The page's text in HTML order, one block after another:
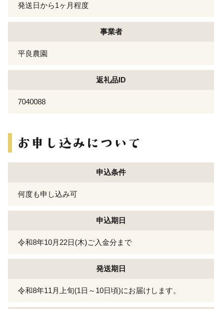
発送日から1ヶ月程度
事業者
平良農園
返礼品ID
7040088
申込条件
何度も申し込み可
申込期日
令和8年10月22日(木)ご入金分まで
発送期日
令和8年11月上旬(1日～10日頃)にお届けします。